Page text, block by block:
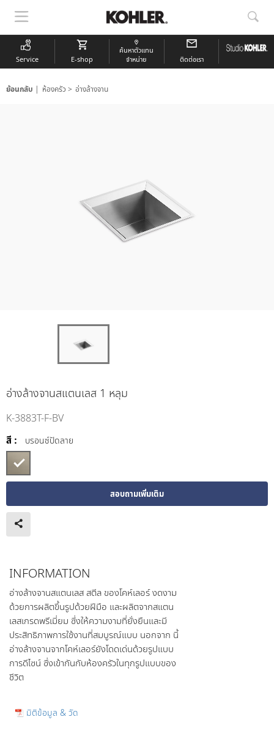
แสดง
การนำ
ทาง
แส
การ
ค้นห
Service E-shop
ค้นหาตัวแทน
จำหน่าย
ติดต่อเรา
ย้อนกลับ ห้องครัว อ่างล้างจาน
อ่างล้างจานสแตนเลส 1 หลุม
K-3883T-F-BV
สี : บรอนซ์ปัดลาย
สอบถามเพิ่มเติม
INFORMATION
อ่างล้างจานสแตนเลส สตีล ของโคห์เลอร์ งดงาม
ด้วยการผลิตขึ้นรูปด้วยฝีมือ และผลิตจากสแตน
เลสเกรดพรีเมี่ยม ซึ่งให้ความงามที่ยั่งยืนและมี
ประสิทธิภาพการใช้งานที่สมบูรณ์แบบ นอกจาก นี้
อ่างล้างจานจากโคห์เลอร์ยังโดดเด่นด้วยรูปแบบ
การดีไซน์ ซึ่งเข้ากันกับห้องครัวในทุกรูปแบบของ
ชีวิต
มิติข้อมูล & วัด